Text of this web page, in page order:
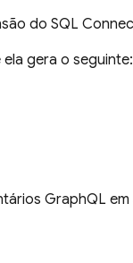
do SQL
ela gera o seguinte:
GraphQL em